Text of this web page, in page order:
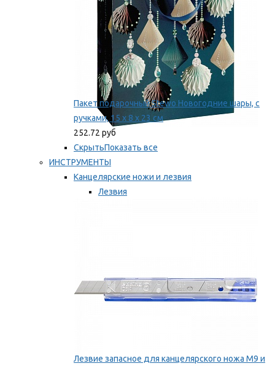
Пакет подарочный Stewo Новогодние шары, с
ручками, 15 х 8 х 23 см
252.72 руб
СкрытьПоказать все
ИНСТРУМЕНТЫ
Канцелярские ножи и лезвия
Лезвия
Лезвие запасное для канцелярского ножа M9 и